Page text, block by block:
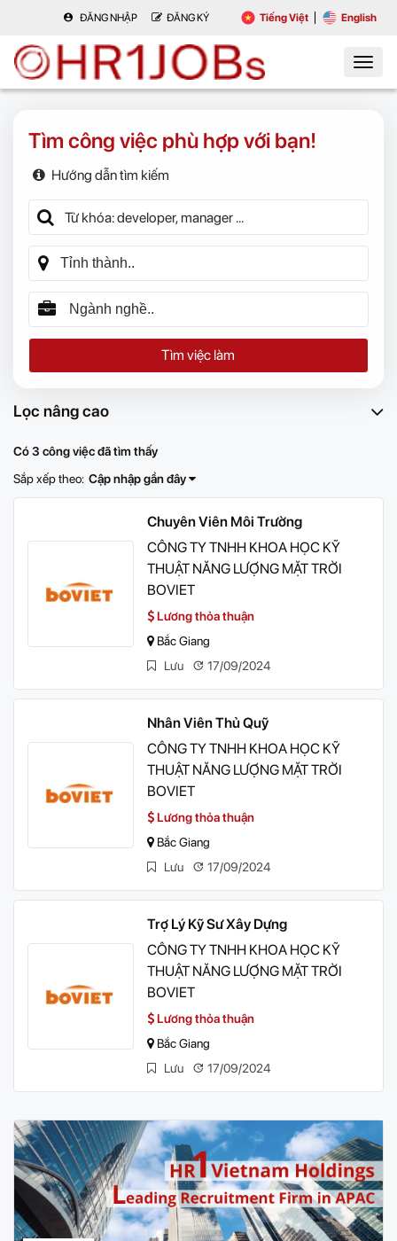
ĐĂNG NHẬP ĐĂNG KÝ Tiếng Việt English
Tìm công việc phù hợp với bạn!
Hướng dẫn tìm kiếm
Tìm việc làm
Lọc nâng cao
Có 3 công việc đã tìm thấy
Sắp xếp theo: Cập nhập gần đây
Chuyên Viên Môi Trường
CÔNG TY TNHH KHOA HỌC KỸ
THUẬT NĂNG LƯỢNG MẶT TRỜI
BOVIET
Lương thỏa thuận
Bắc Giang
Lưu
17/09/2024
Nhân Viên Thủ Quỹ
CÔNG TY TNHH KHOA HỌC KỸ
THUẬT NĂNG LƯỢNG MẶT TRỜI
BOVIET
Lương thỏa thuận
Bắc Giang
Lưu
17/09/2024
Trợ Lý Kỹ Sư Xây Dựng
CÔNG TY TNHH KHOA HỌC KỸ
THUẬT NĂNG LƯỢNG MẶT TRỜI
BOVIET
Lương thỏa thuận
Bắc Giang
Lưu
17/09/2024